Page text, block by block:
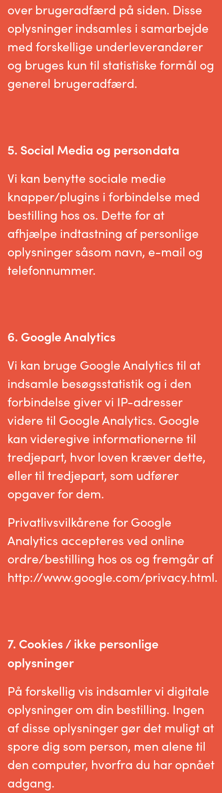
over brugeradfærd på siden. Disse
oplysninger indsamles i samarbejde
med forskellige underleverandører
og bruges kun til statistiske formål og
generel brugeradfærd.
5. Social Media og persondata
Vi kan benytte sociale medie
knapper/plugins i forbindelse med
bestilling hos os. Dette for at
afhjælpe indtastning af personlige
oplysninger såsom navn, e-mail og
telefonnummer.
6. Google Analytics
Vi kan bruge Google Analytics til at
indsamle besøgsstatistik og i den
forbindelse giver vi IP-adresser
videre til Google Analytics. Google
kan videregive informationerne til
tredjepart, hvor loven kræver dette,
eller til tredjepart, som udfører
opgaver for dem.
Privatlivsvilkårene for Google
Analytics accepteres ved online
ordre/bestilling hos os og fremgår af
http://www.google.com/privacy.html.
7. Cookies / ikke personlige
oplysninger
På forskellig vis indsamler vi digitale
oplysninger om din bestilling. Ingen
af disse oplysninger gør det muligt at
spore dig som person, men alene til
den computer, hvorfra du har opnået
adgang.